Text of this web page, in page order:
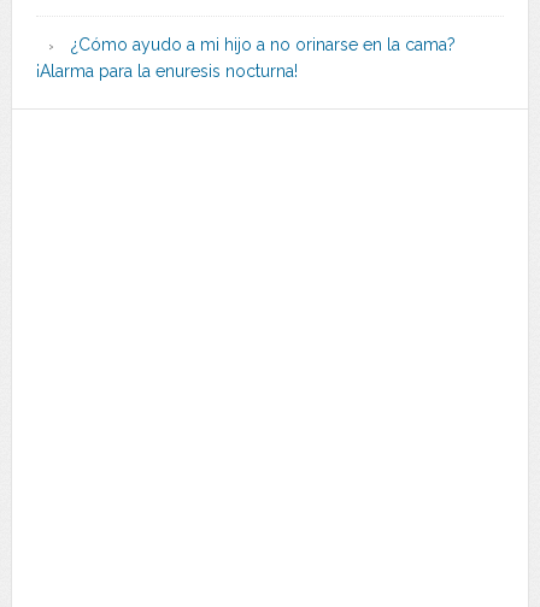
¿Cómo ayudo a mi hijo a no orinarse en la cama?
¡Alarma para la enuresis nocturna!